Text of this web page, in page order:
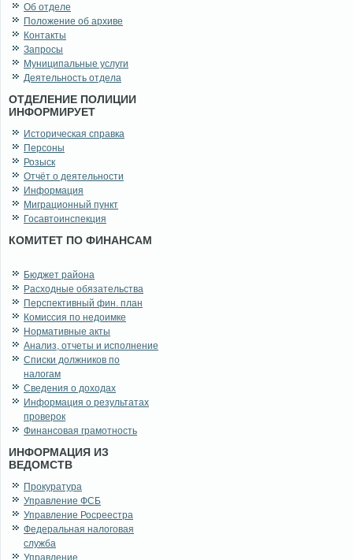
Об отделе
Положение об архиве
Контакты
Запросы
Муниципальные услуги
Деятельность отдела
ОТДЕЛЕНИЕ ПОЛИЦИИ
ИНФОРМИРУЕТ
Историческая справка
Персоны
Розыск
Отчёт о деятельности
Информация
Миграционный пункт
Госавтоинспекция
КОМИТЕТ ПО ФИНАНСАМ
Бюджет района
Расходные обязательства
Перспективный фин. план
Комиссия по недоимке
Нормативные акты
Анализ, отчеты и исполнение
Списки должников по
налогам
Сведения о доходах
Информация о результатах
проверок
Финансовая грамотность
ИНФОРМАЦИЯ ИЗ
ВЕДОМСТВ
Прокуратура
Управление ФСБ
Управление Росреестра
Федеральная налоговая
служба
Управление